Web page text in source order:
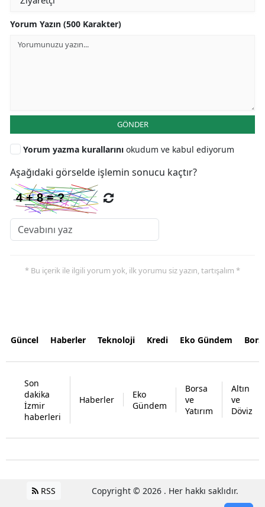
Yorum Yazın (500 Karakter)
GÖNDER
Yorum yazma kurallarını okudum ve kabul ediyorum
Aşağıdaki görselde işlemin sonucu kaçtır?
* Bu içerik ile ilgili yorum yok, ilk yorumu siz yazın, tartışalım *
Güncel Haberler Teknoloji Kredi Eko Gündem
Son
dakika
İzmir
haberleri
Haberler
Eko
Gündem
Borsa
ve
Yatırım
Altın
ve
Döviz
RSS Copyright © 2026 . Her hakkı saklıdır.